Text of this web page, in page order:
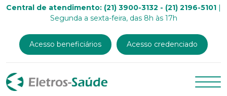
Central de atendimento: (21) 3900-3132 - (21) 2196-5101 |
Segunda a sexta-feira, das 8h às 17h
Acesso beneficiários Acesso credenciado